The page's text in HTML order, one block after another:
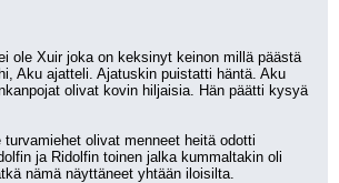
ole Xuir joka on keksinyt keinon millä päästä
Aku ajatteli. Ajatuskin puistatti häntä. Aku
olivat kovin hiljaisia. Hän päätti kysyä
turvamiehet olivat menneet heitä odotti
ja Ridolfin toinen jalka kummaltakin oli
nämä näyttäneet yhtään iloisilta.